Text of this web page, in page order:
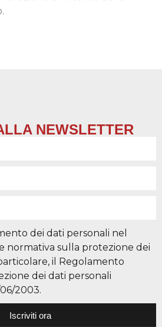
NEWSLETTER
dei dati personali nel
normativa sulla protezione dei
il Regolamento
dei dati personali
2003.
Iscriviti ora